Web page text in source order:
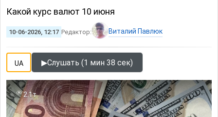
Какой курс валют 10 июня
10-06-2026, 12:17 Редактор: Виталий Павлюк
UA ▶Слушать (1 мин 38 сек)
2.1т